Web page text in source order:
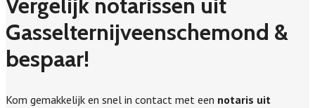
Gasselternijveenschemond &
bespaar!
Kom gemakkelijk en snel in contact met een notaris uit